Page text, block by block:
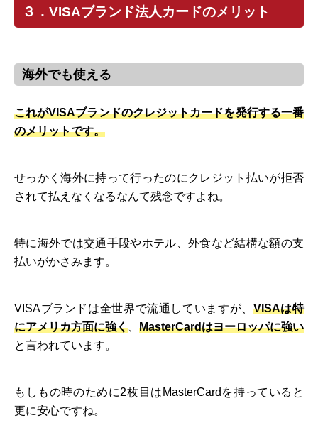
３．VISAブランド法人カードのメリット
海外でも使える
これがVISAブランドのクレジットカードを発行する一番
のメリットです。
せっかく海外に持って行ったのにクレジット払いが拒否
されて払えなくなるなんて残念ですよね。
特に海外では交通手段やホテル、外食など結構な額の支
払いがかさみます。
VISAブランドは全世界で流通していますが、 VISAは特
にアメリカ方面に強く
MasterCardはヨーロッパに強い
と言われています。
もしもの時のために2枚目はMasterCardを持っていると
更に安心ですね。